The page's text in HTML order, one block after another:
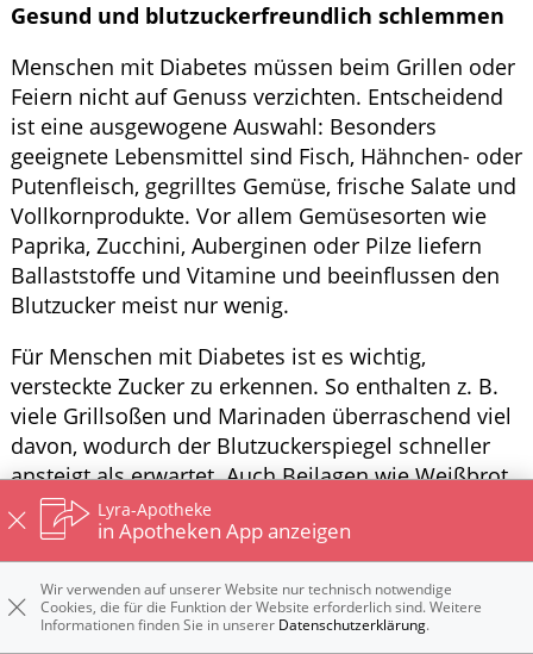
Gesund und blutzuckerfreundlich schlemmen
Menschen mit Diabetes müssen beim Grillen oder
Feiern nicht auf Genuss verzichten. Entscheidend
ist eine ausgewogene Auswahl: Besonders
geeignete Lebensmittel sind Fisch, Hähnchen- oder
Putenfleisch, gegrilltes Gemüse, frische Salate und
Vollkornprodukte. Vor allem Gemüsesorten wie
Paprika, Zucchini, Auberginen oder Pilze liefern
Ballaststoffe und Vitamine und beeinflussen den
Blutzucker meist nur wenig.
Für Menschen mit Diabetes ist es wichtig,
versteckte Zucker zu erkennen. So enthalten z. B.
viele Grillsoßen und Marinaden überraschend viel
davon, wodurch der Blutzuckerspiegel schneller
ansteigt als erwartet. Auch Beilagen wie Weißbrot,
Kartoffelsalat oder Nudelsalat enthalten große
Mengen Kohlenhydrate. Deshalb sollte die Portion
bewusst gewählt werden.
Komplett auf Eis, Kuchen oder süße Getränke zu
Lyra-Apotheke
in Apotheken App anzeigen
Wir verwenden auf unserer Website nur technisch notwendige
Cookies, die für die Funktion der Website erforderlich sind. Weitere
Informationen finden Sie in unserer Datenschutzerklärung.